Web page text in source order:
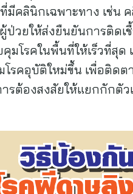
มีคลินิกเฉพาะทาง เช่น
วยให้ส่งยืนยันการติดเ
มโรคในพื้นที่ให้เร็วที่สุ
รคอุบัติใหม่ขึ้น เพื่อติด
ต้องสงสัยให้แยกกักตัว